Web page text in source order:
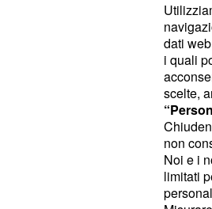
Sul fronte
(che
Alleanza
un
dati
i quali
scelte,
non
Noi e i
limitati